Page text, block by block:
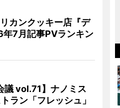
カンクッキー店『デ
7月記事PVランキン
議 vol.71】ナノミス
ラン「フレッシュ」